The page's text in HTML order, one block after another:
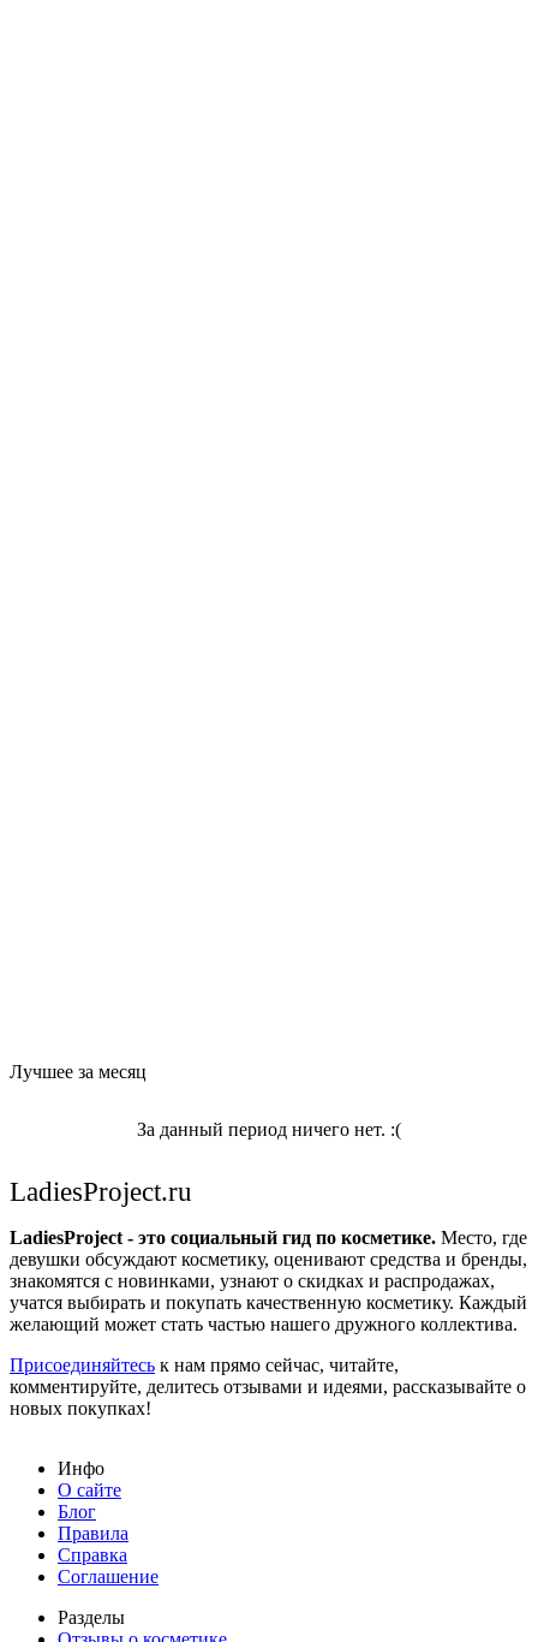
Лучшее за месяц
За данный период ничего нет. :(
LadiesProject.ru
LadiesProject - это социальный гид по косметике. Место, где
девушки обсуждают косметику, оценивают средства и бренды,
знакомятся с новинками, узнают о скидках и распродажах,
учатся выбирать и покупать качественную косметику. Каждый
желающий может стать частью нашего дружного коллектива.
Присоединяйтесь к нам прямо сейчас, читайте,
комментируйте, делитесь отзывами и идеями, рассказывайте о
новых покупках!
Инфо
О сайте
Блог
Правила
Справка
Соглашение
Разделы